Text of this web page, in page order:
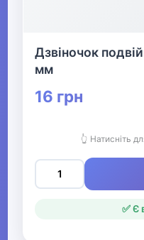
▶ Офіс, школа,
Дзвіночок
мм
16 грн
👆 Натисніть
✅ Є